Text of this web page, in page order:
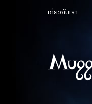
เกี่ยวกับเรา